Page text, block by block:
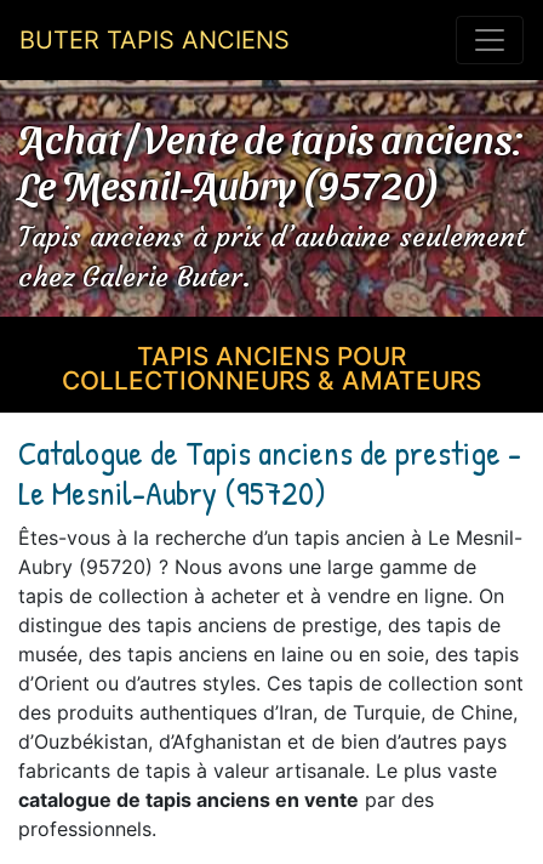
BUTER TAPIS ANCIENS
Achat / Vente de tapis anciens:
Le Mesnil-Aubry (95720)
Tapis anciens à prix d’aubaine seulement
chez Galerie Buter.
TAPIS ANCIENS POUR
COLLECTIONNEURS & AMATEURS
Catalogue de Tapis anciens de prestige -
Le Mesnil-Aubry (95720)
Êtes-vous à la recherche d’un tapis ancien à Le Mesnil-
Aubry (95720) ? Nous avons une large gamme de
tapis de collection à acheter et à vendre en ligne. On
distingue des tapis anciens de prestige, des tapis de
musée, des tapis anciens en laine ou en soie, des tapis
d’Orient ou d’autres styles. Ces tapis de collection sont
des produits authentiques d’Iran, de Turquie, de Chine,
d’Ouzbékistan, d’Afghanistan et de bien d’autres pays
fabricants de tapis à valeur artisanale. Le plus vaste
catalogue de tapis anciens en vente par des
professionnels.